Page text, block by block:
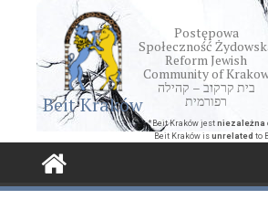
Beit Kraków
Postępowa
Społeczność
Reform Jewish
Community of
בית קרקוב – קהילה
רפורמית
*Beit Kraków jest niezależna
Beit Kraków is unrelated to